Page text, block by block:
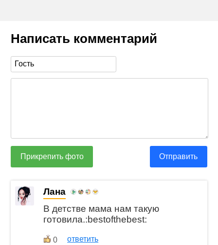
Написать комментарий
Прикрепить фото Отправить
Лана
В детстве мама нам такую
готовила.:bestofthebest:
0 ответить